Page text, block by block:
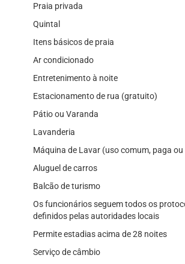
Praia privada
Quintal
Itens básicos de praia
Ar condicionado
Entretenimento à noite
Estacionamento de rua (gratuito)
Pátio ou Varanda
Lavanderia
Máquina de Lavar (uso comum, paga
Aluguel de carros
Balcão de turismo
Os funcionários seguem todos os
definidos pelas autoridades locais
Permite estadias acima de 28 noites
Serviço de câmbio